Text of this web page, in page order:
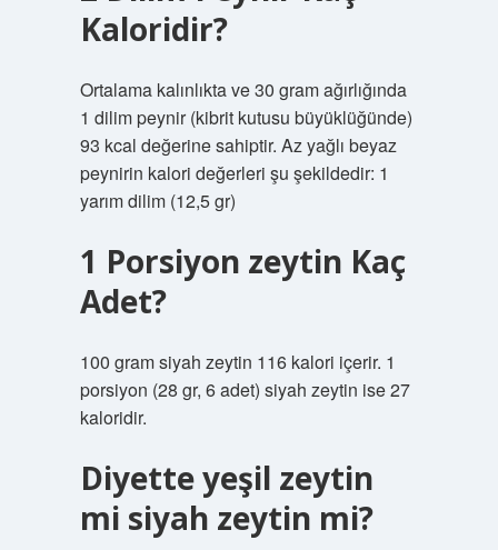
Kaloridir?
Ortalama kalınlıkta ve 30 gram ağırlığında
1 dilim peynir (kibrit kutusu büyüklüğünde)
93 kcal değerine sahiptir. Az yağlı beyaz
peynirin kalori değerleri şu şekildedir: 1
yarım dilim (12,5 gr)
1 Porsiyon zeytin Kaç
Adet?
100 gram siyah zeytin 116 kalori içerir. 1
porsiyon (28 gr, 6 adet) siyah zeytin ise 27
kaloridir.
Diyette yeşil zeytin
mi siyah zeytin mi?